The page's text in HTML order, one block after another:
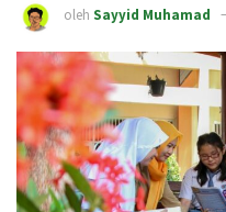
oleh Sayyid Muhamad